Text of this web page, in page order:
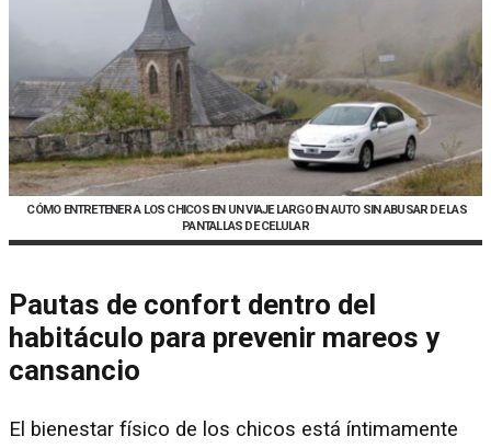
CÓMO ENTRETENER A LOS CHICOS EN UN VIAJE LARGO EN AUTO SIN ABUSAR DE LAS
PANTALLAS DE CELULAR
Pautas de confort dentro del
habitáculo para prevenir mareos y
cansancio
El bienestar físico de los chicos está íntimamente